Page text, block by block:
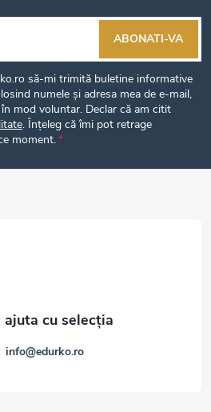
să-mi trimită buletine informative
numele și adresa mea de e-mail,
mod voluntar. Declar că am citit
. Înțeleg că îmi pot retrage
moment.
ABONATI-VA
info@edurko.ro